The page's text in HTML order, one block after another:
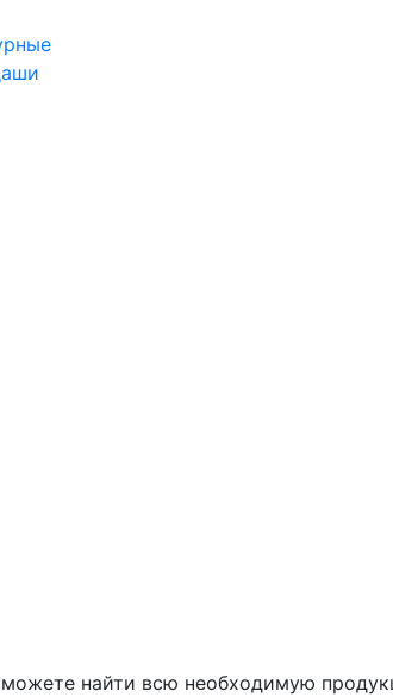
найти всю необходимую